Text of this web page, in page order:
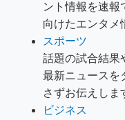
ント情報を速報
向けたエンタメ
スポーツ
話題の試合結果
最新ニュースを
さずお伝えしま
ビジネス